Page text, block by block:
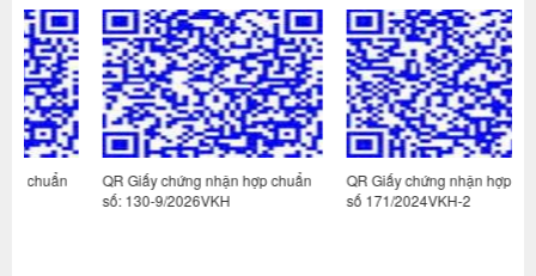
QR Giấy chứng nhận hợp chuẩn
số: 130-9/2026VKH
QR Giấy chứng nhận hợp chuẩn
số 171/2024VKH-2